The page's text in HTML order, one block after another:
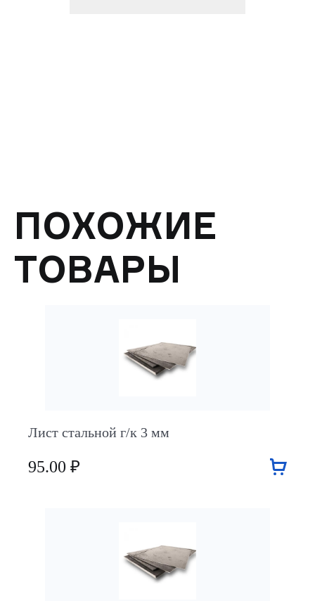
ПОХОЖИЕ
ТОВАРЫ
Лист стальной г/к 3 мм
95.00 ₽